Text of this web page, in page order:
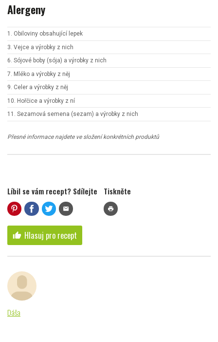
Alergeny
1. Obiloviny obsahující lepek
3. Vejce a výrobky z nich
6. Sójové boby (sója) a výrobky z nich
7. Mléko a výrobky z něj
9. Celer a výrobky z něj
10. Hořčice a výrobky z ní
11. Sezamová semena (sezam) a výrobky z nich
Přesné informace najdete ve složení konkrétních produktů
Líbil se vám recept? Sdílejte
mail
Tiskněte
print
thumb_up Hlasuj pro recept
Dáša